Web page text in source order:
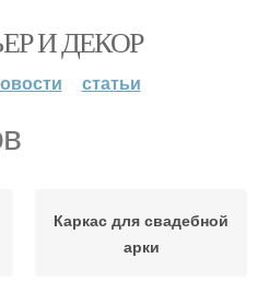
И ДЕКОР
статьи
Каркас для свадебной
арки